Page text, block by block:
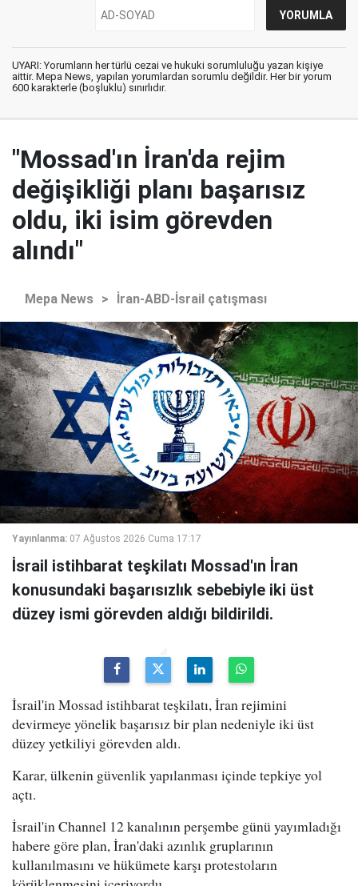
UYARI: Yorumların her türlü cezai ve hukuki sorumluluğu yazan kişiye
aittir. Mepa News, yapılan yorumlardan sorumlu değildir. Her bir yorum
600 karakterle (boşluklu) sınırlıdır.
"Mossad'ın İran'da rejim
değişikliği planı başarısız
oldu, iki isim görevden
alındı"
Mepa News > İran-ABD-İsrail çatışması
Yayınlanma: 07 Ağustos 2026 Cuma 17:17
İsrail istihbarat teşkilatı Mossad'ın İran
konusundaki başarısızlık sebebiyle iki üst
düzey ismi görevden aldığı bildirildi.
İsrail'in Mossad istihbarat teşkilatı, İran rejimini
devirmeye yönelik başarısız bir plan nedeniyle iki üst
düzey yetkiliyi görevden aldı.
Karar, ülkenin güvenlik yapılanması içinde tepkiye yol
açtı.
İsrail'in Channel 12 kanalının perşembe günü yayımladığı
habere göre plan, İran'daki azınlık gruplarının
kullanılmasını ve hükümete karşı protestoların